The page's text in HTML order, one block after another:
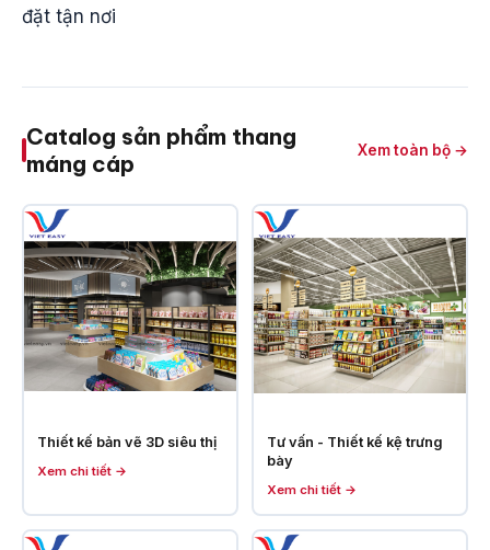
đặt tận nơi
Catalog sản phẩm thang
máng cáp
Xem toàn bộ →
Thiết kế bản vẽ 3D siêu thị
Xem chi tiết →
Tư vấn - Thiết kế kệ trưng
bày
Xem chi tiết →